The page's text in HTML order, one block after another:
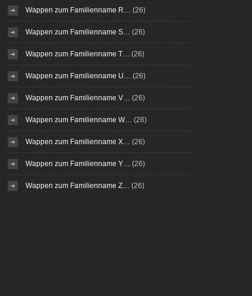
Wappen zum Familienname R… (26)
Wappen zum Familienname S… (26)
Wappen zum Familienname T… (26)
Wappen zum Familienname U… (26)
Wappen zum Familienname V… (26)
Wappen zum Familienname W… (26)
Wappen zum Familienname X… (26)
Wappen zum Familienname Y… (26)
Wappen zum Familienname Z… (26)